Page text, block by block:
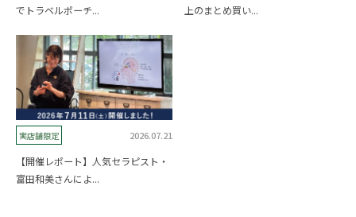
でトラベルポーチ...
上のまとめ買い...
実店舗限定 2026.07.21
【開催レポート】人気セラピスト・
富田和美さんによ...